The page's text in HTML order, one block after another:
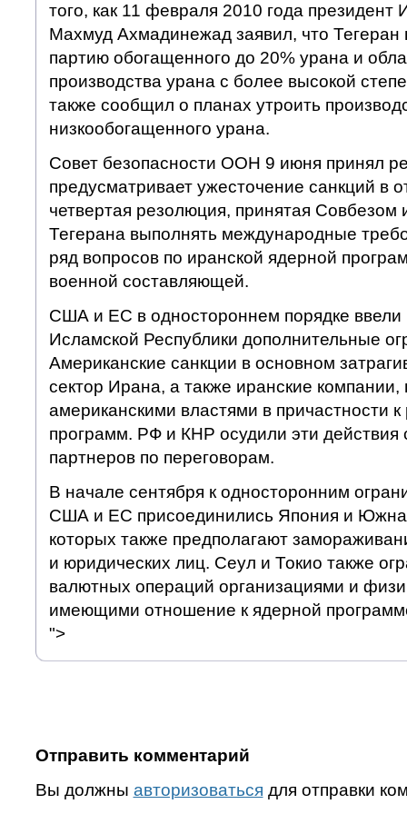
того, как 11 февраля 2010 года президент
Махмуд Ахмадинежад заявил, что Тегеран
партию обогащенного до 20% урана и
производства урана с более высокой
также сообщил о планах утроить
низкообогащенного урана.
Совет безопасности ООН 9 июня принял
предусматривает ужесточение санкций в
четвертая резолюция, принятая Совбезом
Тегерана выполнять международные
ряд вопросов по иранской ядерной
военной составляющей.
США и ЕС в одностороннем порядке ввели
Исламской Республики дополнительные
Американские санкции в основном
сектор Ирана, а также иранские
американскими властями в причастности к
программ. РФ и КНР осудили эти действия
партнеров по переговорам.
В начале сентября к односторонним
США и ЕС присоединились Япония и
которых также предполагают
и юридических лиц. Сеул и Токио также
валютных операций организациями и
имеющими отношение к ядерной
">
Отправить комментарий
Вы должны авторизоваться для отправки